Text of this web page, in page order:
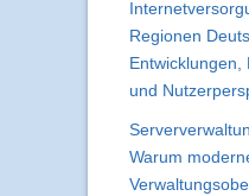
Regionen
Entwicklungen,
und
Warum